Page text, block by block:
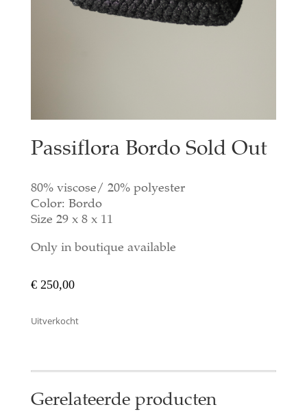
Passiflora Bordo Sold Out
80% viscose/ 20% polyester
Color: Bordo
Size 29 x 8 x 11
Only in boutique available
€250,00
Uitverkocht
Gerelateerde producten